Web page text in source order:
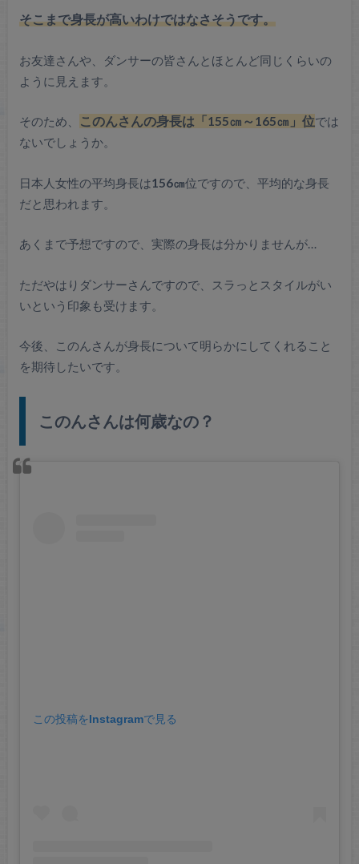
そこまで身長が高いわけではなさそうです。
お友達さんや、ダンサーの皆さんとほとんど同じくらいの
ように見えます。
そのため、 このんさんの身長は「155㎝～165㎝」位では
ないでしょうか。
日本人女性の平均身長は156㎝位ですので、平均的な身長
だと思われます。
あくまで予想ですので、実際の身長は分かりませんが…
ただやはりダンサーさんですので、スラっとスタイルがい
いという印象も受けます。
今後、このんさんが身長について明らかにしてくれること
を期待したいです。
このんさんは何歳なの？
この投稿をInstagramで見る